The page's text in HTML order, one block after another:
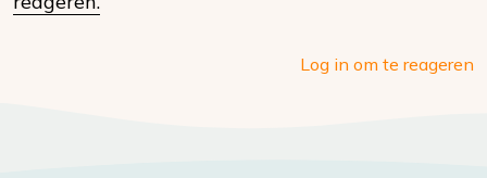
Log in om te reageren